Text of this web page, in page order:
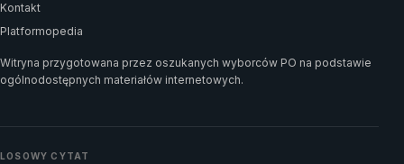
Kontakt
Platformopedia
Witryna przygotowana przez oszukanych wyborców PO na podstawie
ogólnodostępnych materiałów internetowych.
LOSOWY CYTAT